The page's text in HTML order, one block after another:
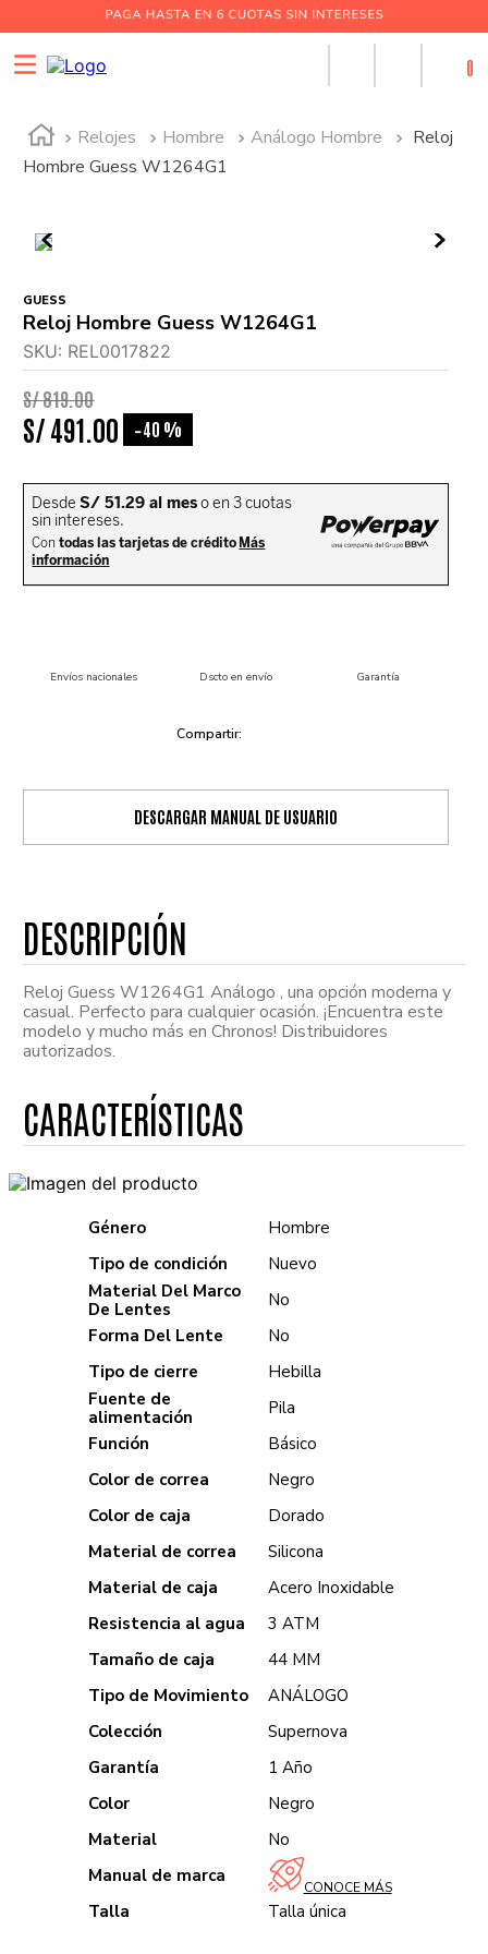
0
Relojes Hombre Análogo Hombre
Reloj
Hombre Guess W1264G1
GUESS
Reloj Hombre Guess W1264G1
SKU: REL0017822
S/819.00
S/491 00 -40 %
Envíos nacionales Dscto en envío Garantía
DESCARGAR MANUAL DE USUARIO
Reloj Guess W1264G1 Análogo , una opción moderna y
casual. Perfecto para cualquier ocasión. ¡Encuentra este
modelo y mucho más en Chronos! Distribuidores
autorizados.
Género
Hombre
Tipo de condición
Nuevo
Material Del Marco
De Lentes
No
Forma Del Lente
No
Tipo de cierre
Hebilla
Fuente de
alimentación
Pila
Función
Básico
Color de correa
Negro
Color de caja
Dorado
Material de correa
Silicona
Material de caja
Acero Inoxidable
Resistencia al agua
3 ATM
Tamaño de caja
44 MM
Tipo de Movimiento
ANÁLOGO
Colección
Supernova
Garantía
1 Año
Color
Negro
Material
No
Manual de marca
CONOCE MÁS
Talla Talla única